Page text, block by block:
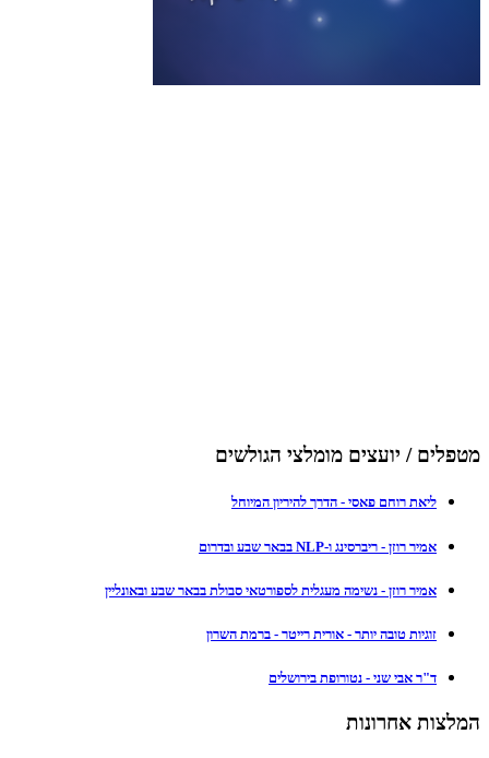
מטפלים / יועצים מומלצי הגולשים
ליאת רוחם פאסי - הדרך להיריון המיוחל
אמיר רוזן - ריברסינג ו-NLP בבאר שבע ובדרום
אמיר רוזן - נשימה מעגלית לספורטאי סבולת בבאר שבע ובאונליין
זוגיות טובה יותר - אורית רייטר - ברמת השרון
ד"ר אבי שני - נטורופת בירושלים
המלצות אחרונות